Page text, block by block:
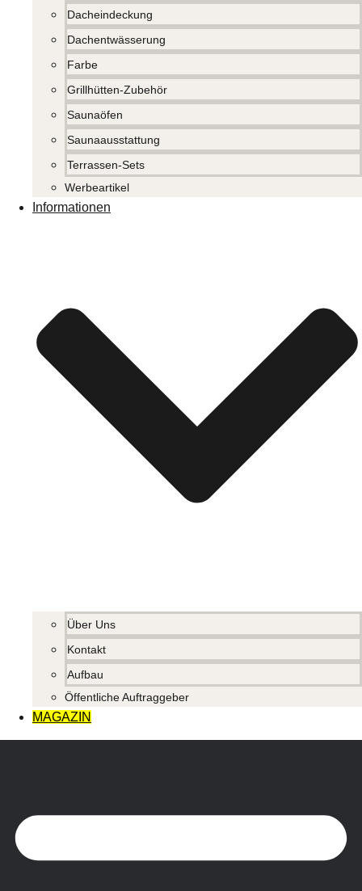
Dacheindeckung
Dachentwässerung
Farbe
Grillhütten-Zubehör
Saunaöfen
Saunaausstattung
Terrassen-Sets
Werbeartikel
Informationen
Über Uns
Kontakt
Aufbau
Öffentliche Auftraggeber
MAGAZIN